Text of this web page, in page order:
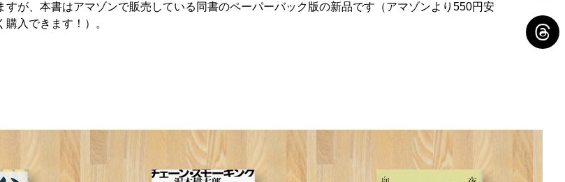
すが、本書はアマゾンで販売している同書のペーパーバック版の新品です（アマゾンより550円安
購入できます！）。